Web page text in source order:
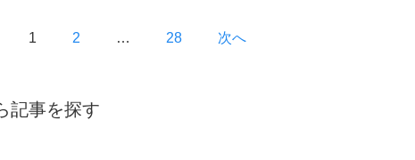
1 2 … 28 次へ
記事を探す